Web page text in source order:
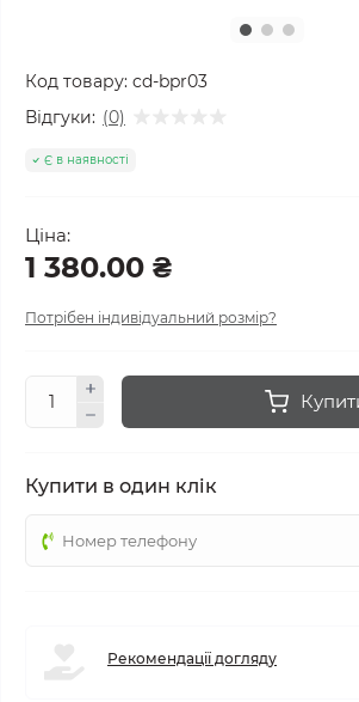
Код товару: cd-bpr03
Відгуки: (0)
Є в наявності
Ціна:
1 380.00 ₴
Потрібен індивідуальний розмір?
Купити в один клік
Рекомендації догляду